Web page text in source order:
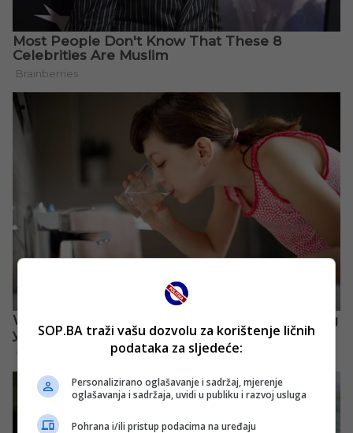
SOP.BA traži vašu dozvolu za korištenje ličnih
podataka za sljedeće:
Personalizirano oglašavanje i sadržaj, mjerenje
oglašavanja i sadržaja, uvidi u publiku i razvoj usluga
Pohrana i/ili pristup podacima na uređaju